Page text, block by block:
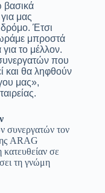
βασικά
μας
Έτσι
μπροστά
το μέλλον.
που
και θα ληφθούν
μας»,
συνεργατών τον
ARAG
σε
τη γνώμη